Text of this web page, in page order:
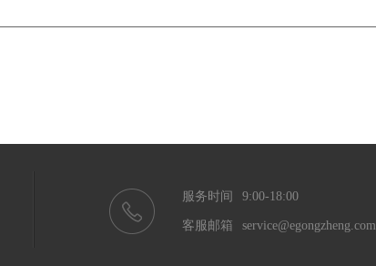
服务时间 9:00-18:00
客服邮箱 service@egongzheng.com